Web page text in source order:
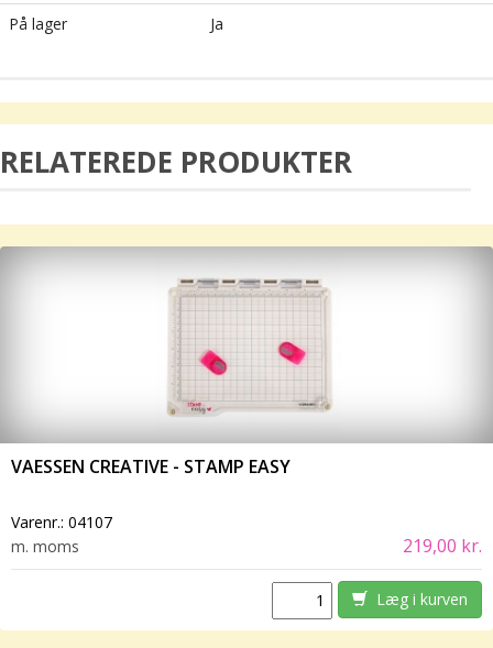
På lager
Ja
RELATEREDE PRODUKTER
VAESSEN CREATIVE - STAMP EASY
Varenr.: 04107
m. moms
219,00 kr.
Læg i kurven